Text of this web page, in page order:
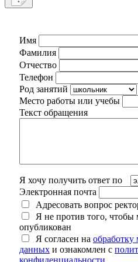
Имя
Фамилия
Отчество
Телефон
Род занятий
Место работы или учебы
Текст обращения
Я хочу получить ответ по
Электронная почта
Адресовать вопрос
Я не против того,
опубликован
Я согласен на
данных и ознакомлен с